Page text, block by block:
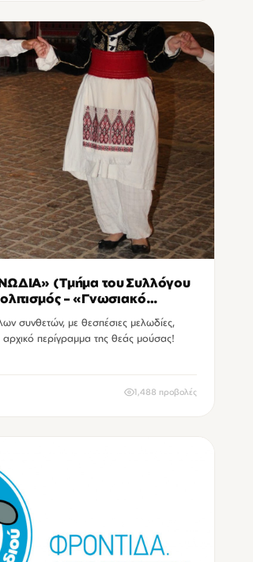
(Τμήμα του Συλλόγου
– «Γνωσιακό
συνθετών, με θεσπέσιες μελωδίες,
περίγραμμα της θεάς μούσας!
1,488 προβολές